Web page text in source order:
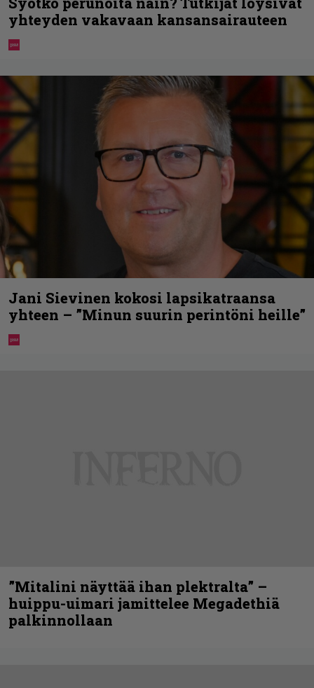
yhteyden vakavaan kansansairauteen
Jani Sievinen kokosi lapsikatraansa
yhteen – ”Minun suurin perintöni heille”
”Mitalini näyttää ihan plektralta” –
huippu-uimari jamittelee Megadethiä
palkinnollaan